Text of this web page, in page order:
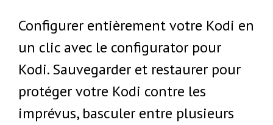
Configurer entièrement votre Kodi en
un clic avec le configurator pour
Kodi. Sauvegarder et restaurer pour
protéger votre Kodi contre les
imprévus, basculer entre plusieurs